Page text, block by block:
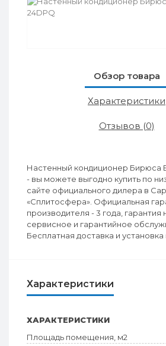
Обзор товара
Характеристики
Отзывов (0)
Настенный кондиционер Бирюса
- вы можете выгодно купить по
сайте официального дилера в
«Сплитосфера». Официальная
производителя - 3 года, гарантия
сервисное и гарантийное
Бесплатная доставка и установка
Характеристики
ХАРАКТЕРИСТИКИ
Площадь помещения, м2